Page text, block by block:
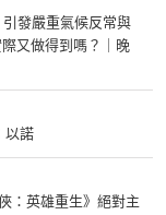
引發嚴重氣候反常與
又做得到嗎？｜晚
以諾
：英雄重生》絕對主